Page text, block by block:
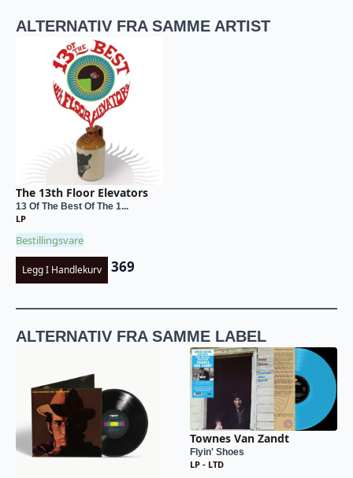
ALTERNATIV FRA SAMME ARTIST
The 13th Floor Elevators
13 Of The Best Of The 1...
LP
Bestillingsvare
Legg I Handlekurv 369
ALTERNATIV FRA SAMME LABEL
Townes Van Zandt
Flyin' Shoes
LP - LTD